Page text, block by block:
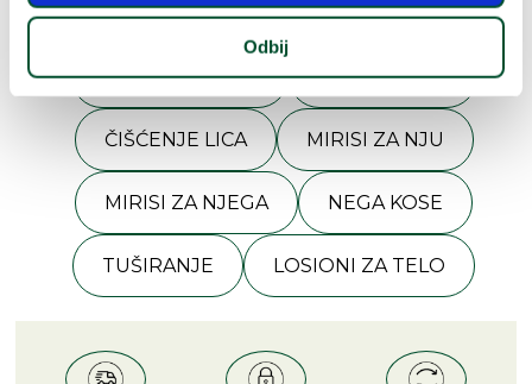
Odbij
ANTI-AGE NEGA HIDRATACIJA
ČIŠĆENJE LICA MIRISI ZA NJU
MIRISI ZA NJEGA NEGA KOSE
TUŠIRANJE LOSIONI ZA TELO